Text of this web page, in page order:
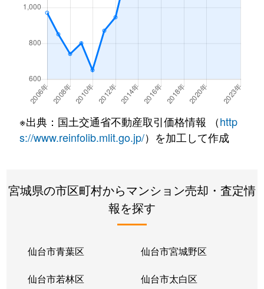
大和町
1,700万円
大和町
1,500万円
大和町
1,400万円 卸町(宮城)
徒歩5分
大和町
1,700万円 卸町(宮城)
徒歩7分
大和町
1,300万円 卸町(宮城)
徒歩6分
大和町
1,500万円 卸町(宮城)
徒歩7分
2,200万円 卸町(宮城)
大和町
1,300万円 卸町(宮城)
大和町
2,000万円 卸町(宮城)
※出典：国土交通省不動産取引価格情報 （http
s://www.reinfolib.mlit.go.jp/）を加工して作成
宮城県の市区町村からマンション売却・査定情
報を探す
仙台市青葉区 仙台市宮城野区
仙台市若林区 仙台市太白区